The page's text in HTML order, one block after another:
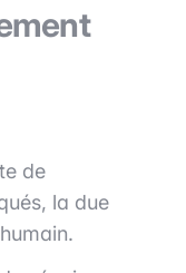
de
la due